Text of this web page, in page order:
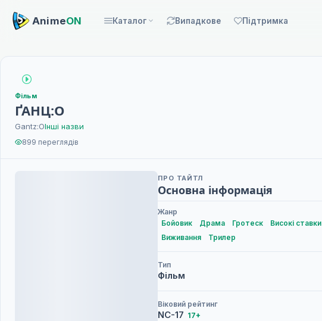
AnimeON Каталог Випадкове Підтримка
Фільм
ҐАНЦ:О
Gantz:OІнші назви
899 переглядів
ПРО ТАЙТЛ
Основна інформація
Жанр
Бойовик
Драма Гротеск Високі ставки
Виживання
Трилер
Тип
Фільм
Віковий рейтинг
NC-17 17+